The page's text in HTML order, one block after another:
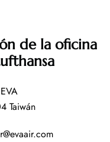
de la oficina
Taiwán